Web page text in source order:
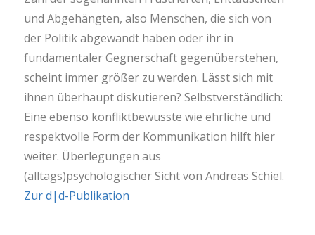
und Abgehängten, also Menschen, die sich von
der Politik abgewandt haben oder ihr in
fundamentaler Gegnerschaft gegenüberstehen,
scheint immer größer zu werden. Lässt sich mit
ihnen überhaupt diskutieren? Selbstverständlich:
Eine ebenso konfliktbewusste wie ehrliche und
respektvolle Form der Kommunikation hilft hier
weiter. Überlegungen aus
(alltags)psychologischer Sichtvon Andreas Schiel.
Zur d|d-Publikation